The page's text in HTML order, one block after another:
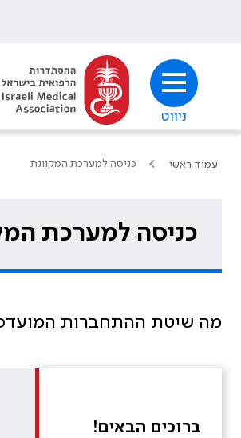
ניווט
עמוד ראשי כניסה למערכת המקוונת
כניסה למערכת
מה שיטת ההתחברות
ברוכים הבאים!